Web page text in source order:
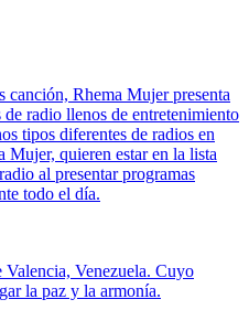
canción, Rhema Mujer presenta
de radio llenos de entretenimiento
tipos diferentes de radios en
Mujer, quieren estar en la lista
al presentar programas
todo el día.
Venezuela. Cuyo
la paz y la armonía.